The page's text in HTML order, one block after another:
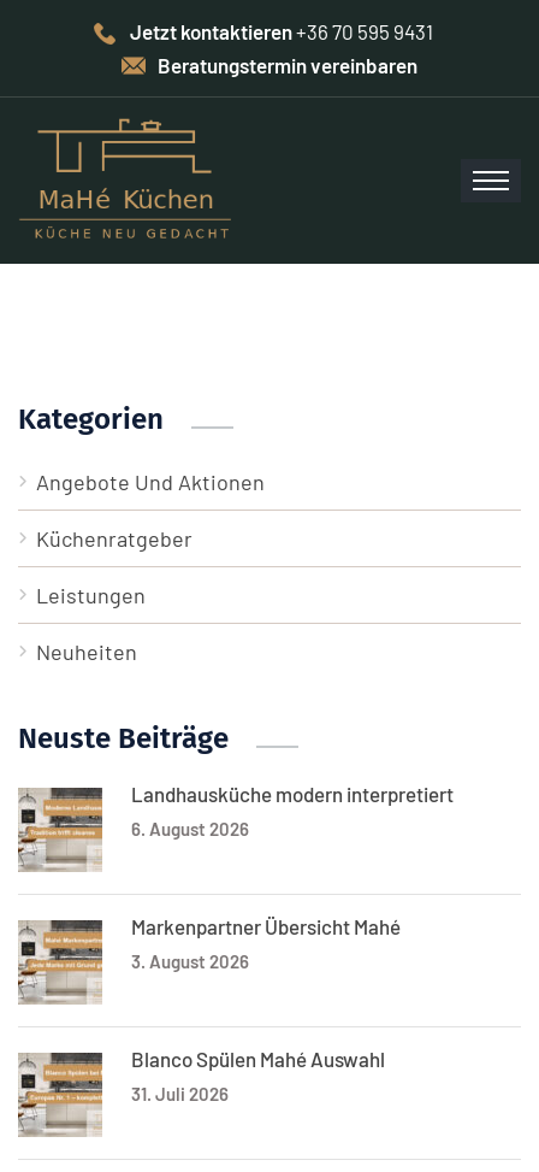
Jetzt kontaktieren+36 70 595 9431
Beratungstermin vereinbaren
Kategorien
Angebote Und Aktionen
Küchenratgeber
Leistungen
Neuheiten
Neuste Beiträge
Landhausküche modern interpretiert
6. August 2026
Markenpartner Übersicht Mahé
3. August 2026
Blanco Spülen Mahé Auswahl
31. Juli 2026